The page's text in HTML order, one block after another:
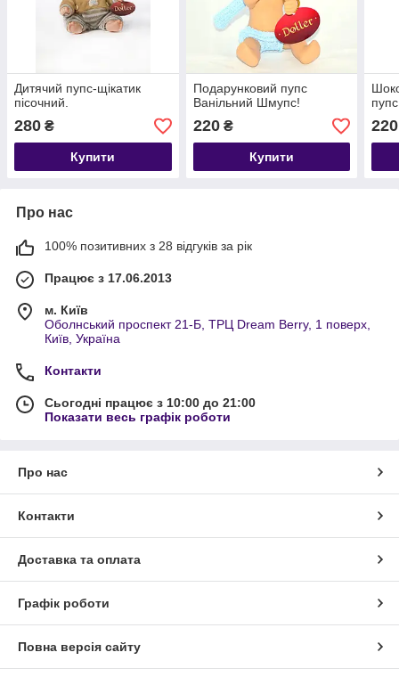
Дитячий пупс-щікатик
пісочний.
280 ₴
Купити
Подарунковий пупс
Ванільний Шмупс!
220₴
Купити
220
Про нас
100% позитивних з 28 відгуків за рік
Працює з 17.06.2013
м. Київ
Оболнський проспект 21-Б, ТРЦ Dream Berry, 1 поверх,
Київ, Україна
Контакти
Сьогодні працює з 10:00 до 21:00
Показати весь графік роботи
Про нас
Контакти
Доставка та оплата
Графік роботи
Повна версія сайту